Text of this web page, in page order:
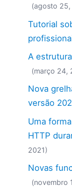
(agosto 25,
Tutorial
A
(março 24,
Nova
versão
Uma
HTTP
2021)
Novas
(novembro